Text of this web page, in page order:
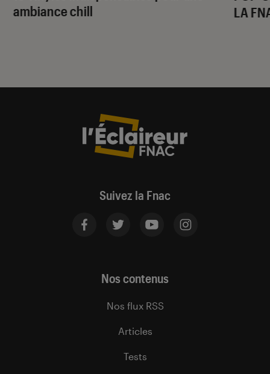
ambiance chill
LA
Suivez la Fnac
Nos contenus
Nos flux RSS
Articles
Tests